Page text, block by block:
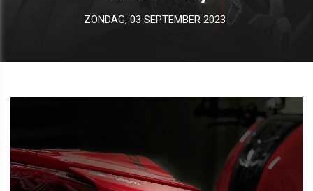
ZONDAG, 03 SEPTEMBER 2023